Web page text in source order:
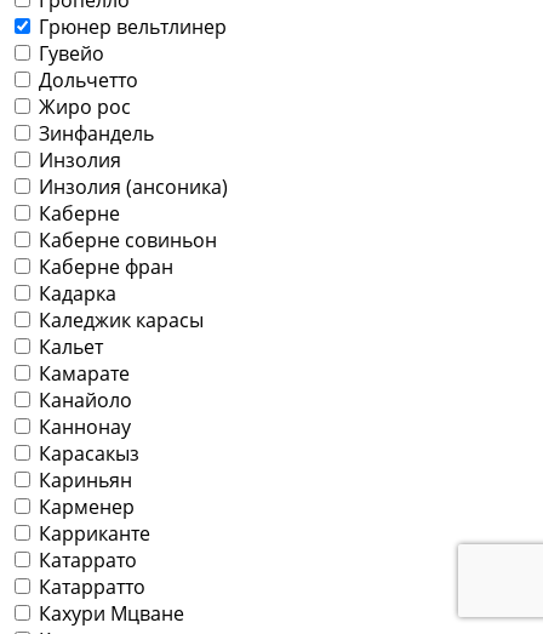
Грюнер вельтлинер
Гувейо
Дольчетто
Жиро рос
Зинфандель
Инзолия
Инзолия (ансоника)
Каберне
Каберне совиньон
Каберне фран
Кадарка
Каледжик карасы
Кальет
Камарате
Канайоло
Каннонау
Карасакыз
Кариньян
Карменер
Карриканте
Катаррато
Катарратто
Кахури Мцване